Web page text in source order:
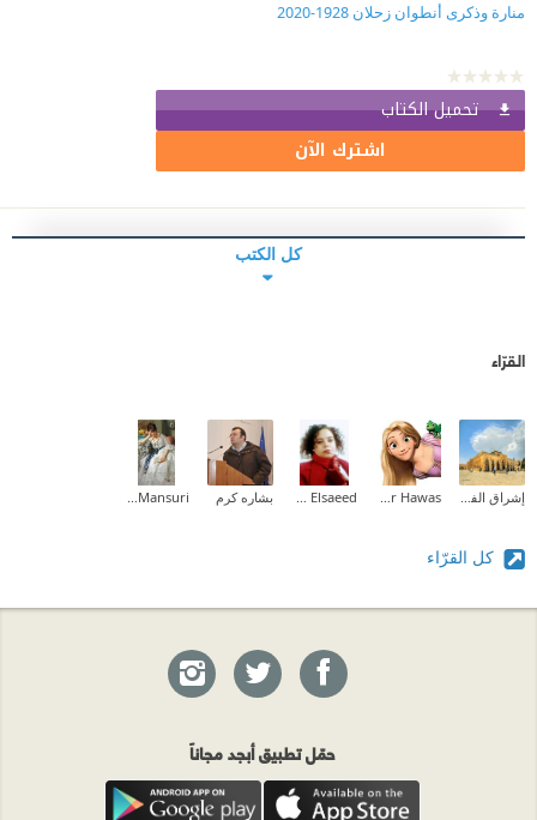
منارة وذكرى أنطوان زحلان 1928-2020
تحميل الكتاب
اشترك الآن
كل الكتب
القرّاء
إشراق الفطافطة (Ishraq Abdelrahman) Hadeer Hawas
Wafaa Elsaeed بشاره كرم Enas Al-Mansuri
كل القرّاء
حمّل تطبيق أبجد مجاناً